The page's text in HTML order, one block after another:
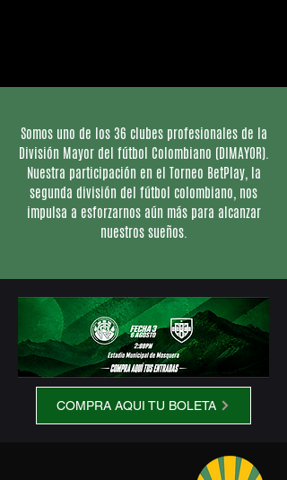
Somos uno de los 36 clubes profesionales de la
División Mayor del fútbol Colombiano (DIMAYOR).
Nuestra participación en el Torneo BetPlay, la
segunda división del fútbol colombiano, nos
impulsa a esforzarnos aún más para alcanzar
nuestros sueños.
COMPRA AQUI TU BOLETA